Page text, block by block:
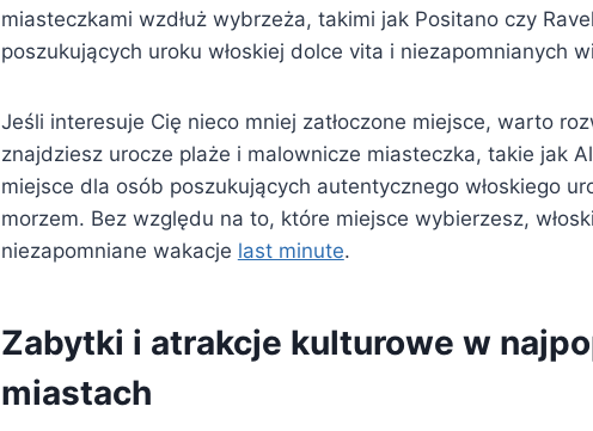
miasteczkami wzdłuż wybrzeża, takimi jak Positano czy
poszukujących uroku włoskiej dolce vita i niezapomnianych
Jeśli interesuje Cię nieco mniej zatłoczone miejsce, warto
znajdziesz urocze plaże i malownicze miasteczka, takie jak
miejsce dla osób poszukujących autentycznego włoskiego
morzem. Bez względu na to, które miejsce wybierzesz,
niezapomniane wakacje last minute.
Zabytki i atrakcje kulturowe w
miastach